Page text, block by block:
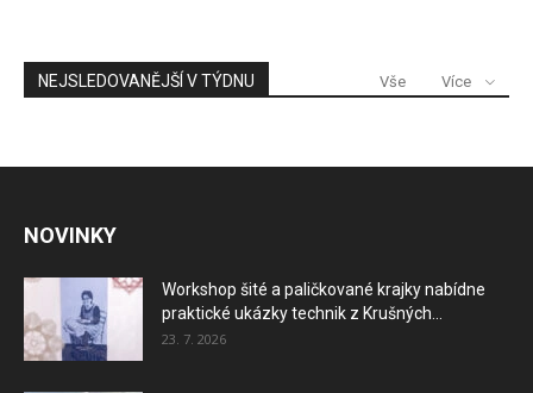
NEJSLEDOVANĚJŠÍ V TÝDNU Vše Více
NOVINKY
Workshop šité a paličkované krajky nabídne
praktické ukázky technik z Krušných...
23. 7. 2026